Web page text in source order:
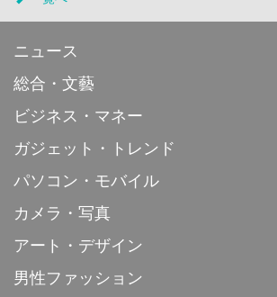
ニュース
総合・文藝
ビジネス・マネー
ガジェット・トレンド
パソコン・モバイル
カメラ・写真
アート・デザイン
男性ファッション